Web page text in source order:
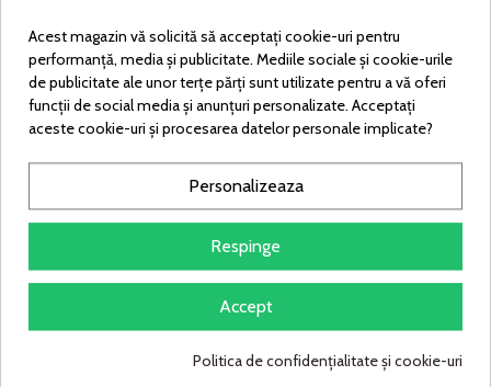
POPOSOAP
Acest magazin vă solicită să acceptați cookie-uri pentru
performanță, media și publicitate. Mediile sociale și cookie-urile
de publicitate ale unor terțe părți sunt utilizate pentru a vă oferi
funcții de social media și anunțuri personalizate. Acceptați
aceste cookie-uri și procesarea datelor personale implicate?
Personalizeaza
Respinge
Accept
Politica de confidențialitate și cookie-uri